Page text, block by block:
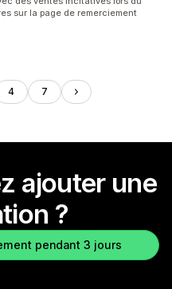
sur la page de remerciement
4 7
ajouter une
?
pendant 3 jours